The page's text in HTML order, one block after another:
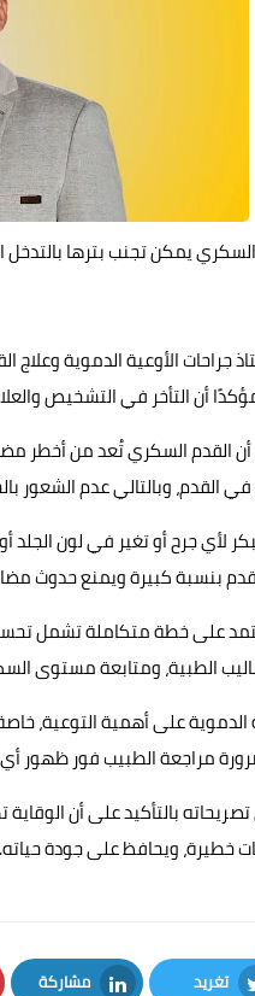
السكري يمكن تجنب بترها بالتدخل
جراحات الأوعية الدموية
أن التأخر في التشخيص
أن القدم السكري تُعد من
القدم، وبالتالي عدم الشعور
لأي جرح أو تغير في لون الجلد
بنسبة كبيرة ويمنع حدوث
على خطة متكاملة تشمل
الطبية، ومتابعة مستوى
الدموية على أهمية التوعية،
مراجعة الطبيب فور ظهور
بالتأكيد على أن
ويحافظ على جودة حياته.
تغريد مشاركة